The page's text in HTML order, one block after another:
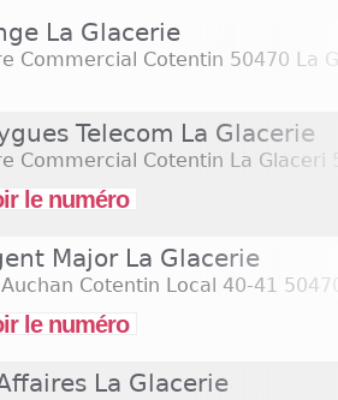
La Glacerie
Commercial Cotentin 50470 La
Telecom La Glacerie
Commercial Cotentin La Glaceri
le numéro
Major La Glacerie
Cotentin Local 40-41
le numéro
La Glacerie